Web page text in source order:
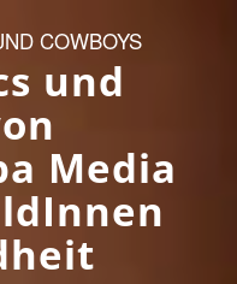
COWBOYS
und
Media